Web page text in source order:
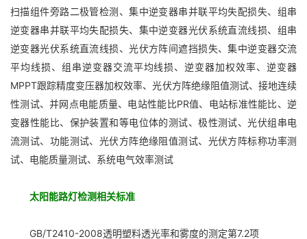
扫描组件旁路二极管检测、集中逆变器串并联平均失配损失、组串
逆变器串并联平均失配损失、集中逆变器光伏系统直流线损、组串
逆变器光伏系统直流线损、光伏方阵间遮挡损失、集中逆变器交流
平均线损、组串逆变器交流平均线损、逆变器加权效率、逆变器
MPPT跟踪精度变压器加权效率、光伏方阵绝缘阻值测试、接地连续
性测试、并网点电能质量、电站性能比PR值、电站标准性能比、逆
变器性能比、保护装置和等电位体的测试、极性测试、光伏组串电
流测试、功能测试、光伏方阵绝缘阻值测试、光伏方阵标称功率测
试、电能质量测试、系统电气效率测试
太阳能路灯检测相关标准
GB/T2410-2008透明塑料透光率和雾度的测定第7.2项